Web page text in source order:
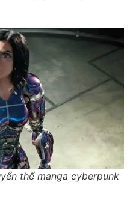
thể manga cyberpunk